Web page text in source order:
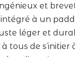
et
à un
léger et
tous de s’initier